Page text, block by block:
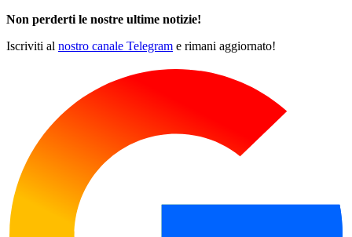
Non perderti le nostre ultime notizie!
Iscriviti al nostro canale Telegram e rimani aggiornato!